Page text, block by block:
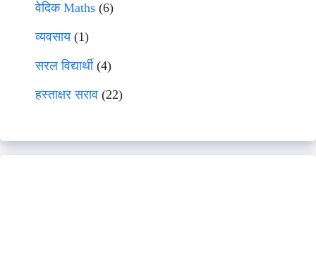
वेदिक Maths (6)
व्यवसाय(1)
सरल विद्यार्थी(4)
हस्ताक्षर सराव (22)